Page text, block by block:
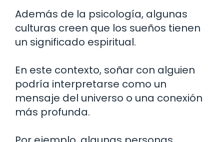
Además de la psicología, algunas
culturas creen que los sueños tienen
un significado espiritual.
En este contexto, soñar con alguien
podría interpretarse como un
mensaje del universo o una conexión
más profunda.